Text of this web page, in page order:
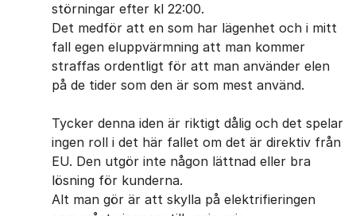
störningar efter kl 22:00.
Det medför att en som har lägenhet och i mitt
fall egen eluppvärmning att man kommer
straffas ordentligt för att man använder elen
på de tider som den är som mest använd.
Tycker denna iden är riktigt dålig och det spelar
ingen roll i det här fallet om det är direktiv från
EU. Den utgör inte någon lättnad eller bra
lösning för kunderna.
Alt man gör är att skylla på elektrifieringen